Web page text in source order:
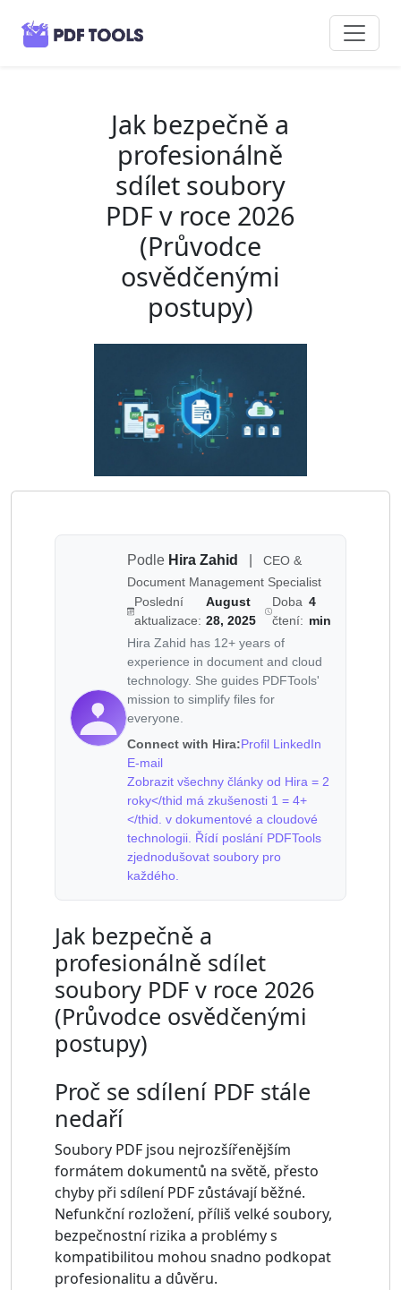
Jak bezpečně a
profesionálně
sdílet soubory
PDF v roce 2026
(Průvodce
osvědčenými
postupy)
Podle Hira Zahid
CEO &
Document Management Specialist
Poslední
aktualizace:
August
28, 2025
Doba
čtení:
4
min
Hira Zahid has 12+ years of
experience in document and cloud
technology. She guides PDFTools'
mission to simplify files for
everyone.
Connect with Hira:Profil LinkedIn
E-mail
Zobrazit všechny články od Hira = 2
roky</thid má zkušenosti 1 = 4+
</thid. v dokumentové a cloudové
technologii. Řídí poslání PDFTools
zjednodušovat soubory pro
každého.
Jak bezpečně a
profesionálně sdílet
soubory PDF v roce 2026
(Průvodce osvědčenými
postupy)
Proč se sdílení PDF stále
nedaří
Soubory PDF jsou nejrozšířenějším
formátem dokumentů na světě, přesto
chyby při sdílení PDF zůstávají běžné.
Nefunkční rozložení, příliš velké soubory,
bezpečnostní rizika a problémy s
kompatibilitou mohou snadno podkopat
profesionalitu a důvěru.